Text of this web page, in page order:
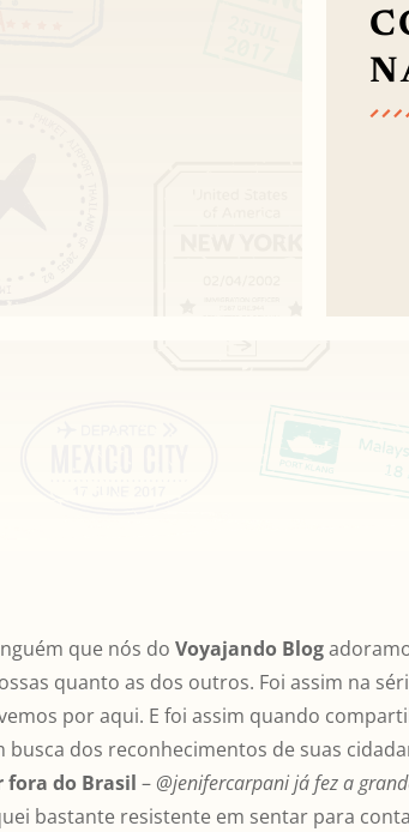
que nós do Voyajando Blog
quanto as dos outros. Foi assim na
por aqui. E foi assim quando
busca dos reconhecimentos de suas
fora do Brasil– @jenifercarpani já fez a
bastante resistente em sentar para